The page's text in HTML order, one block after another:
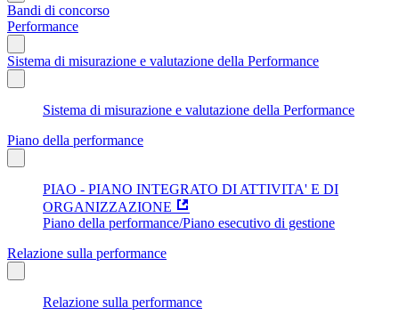
Bandi di concorso
Performance
Sistema di misurazione e valutazione della Performance
Sistema di misurazione e valutazione della Performance
Piano della performance
PIAO - PIANO INTEGRATO DI ATTIVITA' E DI
ORGANIZZAZIONE
Piano della performance/Piano esecutivo di gestione
Relazione sulla performance
Relazione sulla performance